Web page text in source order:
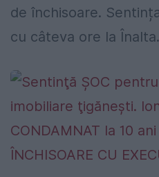
de închisoare.
cu câteva ore la